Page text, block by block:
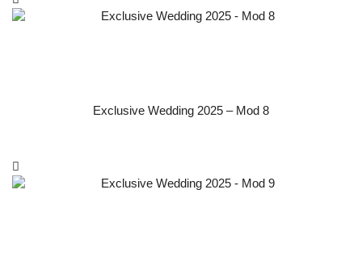
Exclusive Wedding 2025 – Mod 8